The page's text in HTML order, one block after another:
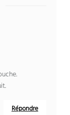
Répondre